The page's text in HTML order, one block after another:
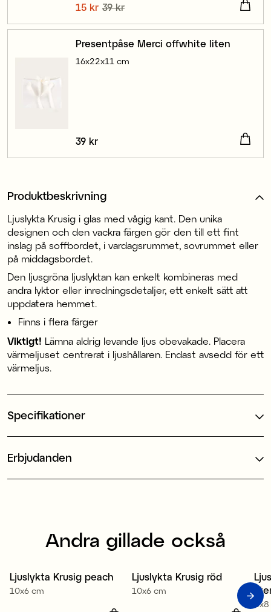
Nuvarande pris 39 kr
15 kr 39 kr
Presentpåse Merci offwhite liten
16x22x11 cm
Pris:
39 kr
Produktbeskrivning
Ljuslykta Krusig i glas med vågig kant. Den unika
designen och den vackra färgen gör den till ett fint
inslag på soffbordet, i vardagsrummet, sovrummet eller
på middagsbordet.
Den ljusgröna ljuslyktan kan enkelt kombineras med
andra lyktor eller inredningsdetaljer, ett enkelt sätt att
uppdatera hemmet.
Finns i flera färger
Viktigt! Lämna aldrig levande ljus obevakade. Placera
värmeljuset centrerat i ljushållaren. Endast avsedd för ett
värmeljus.
Specifikationer
Erbjudanden
Andra gillade också
Sale
Ljuslykta Krusig peach
10x6 cm
Sale
Ljuslykta Krusig röd
10x6 cm